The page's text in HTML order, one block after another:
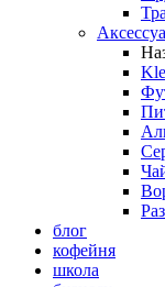
блог
кофейня
школа